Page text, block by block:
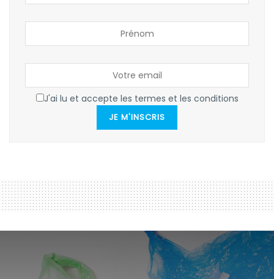
J'ai lu et accepte les termes et les conditions
JE M'INSCRIS